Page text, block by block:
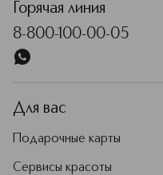
Горячая линия
8-800-100-00-05
Для вас
Подарочные карты
Сервисы красоты